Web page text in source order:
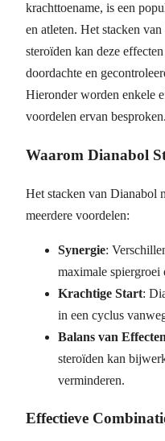
krachttoename, is een
en atleten. Het stacken
steroïden kan deze
doordachte en
Hieronder worden enkele
voordelen ervan besproken.
Waarom Dianabol
Het stacken van Dianabol
meerdere voordelen:
Synergie:
maximale spiergroei
Krachtige Start:
in een cyclus
Balans van Effecten
steroïden kan
verminderen.
Effectieve